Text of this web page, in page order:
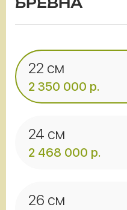
22 см
2 350 000 р.
24 см
2 468 000 р.
26 см